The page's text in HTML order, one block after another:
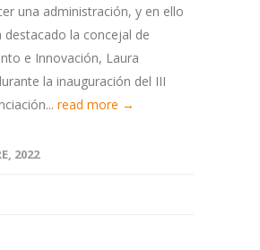
una administración, y en ello
destacado la concejal de
e Innovación, Laura
la inauguración del III
read more →
2022